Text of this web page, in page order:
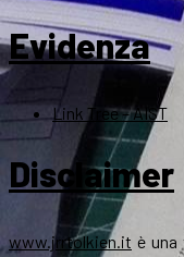
Evidenza
Link Tree – AIST
Disclaimer
www.jrrtolkien.it è